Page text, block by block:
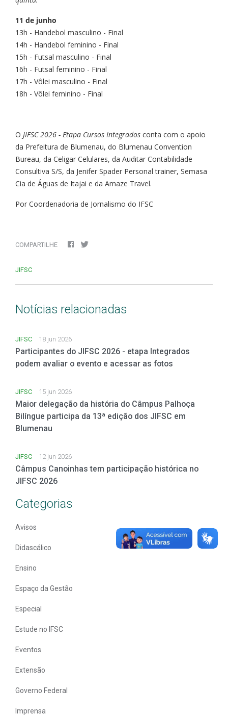
11 de junho
13h - Handebol masculino - Final
14h - Handebol feminino - Final
15h - Futsal masculino - Final
16h - Futsal feminino - Final
17h - Vôlei masculino - Final
18h - Vôlei feminino - Final
O JIFSC 2026 - Etapa Cursos Integrados conta com o apoio
da Prefeitura de Blumenau, do Blumenau Convention
Bureau, da Celigar Celulares, da Auditar Contabilidade
Consultiva S/S, da Jenifer Spader Personal trainer, Semasa
Cia de Águas de Itajai e da Amaze Travel.
Por Coordenadoria de Jornalismo do IFSC
COMPARTILHE
JIFSC
Notícias relacionadas
JIFSC 18 jun 2026
Participantes do JIFSC 2026 - etapa Integrados
podem avaliar o evento e acessar as fotos
JIFSC 15 jun 2026
Maior delegação da história do Câmpus Palhoça
Bilíngue participa da 13ª edição dos JIFSC em
Blumenau
JIFSC 12 jun 2026
Câmpus Canoinhas tem participação histórica no
JIFSC 2026
Categorias
Avisos
Didascálico
Ensino
Espaço da Gestão
Especial
Estude no IFSC
Eventos
Extensão
Governo Federal
Imprensa